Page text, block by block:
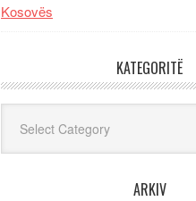
Kosovës
KATEGORITË
ARKIV